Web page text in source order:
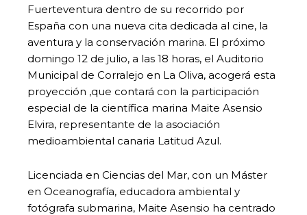
Fuerteventura dentro de su recorrido por
España con una nueva cita dedicada al cine, la
aventura y la conservación marina. El próximo
domingo 12 de julio, a las 18 horas, el Auditorio
Municipal de Corralejo en La Oliva, acogerá esta
proyección ,que contará con la participación
especial de la científica marina Maite Asensio
Elvira, representante de la asociación
medioambiental canaria Latitud Azul.
Licenciada en Ciencias del Mar, con un Máster
en Oceanografía, educadora ambiental y
fotógrafa submarina, Maite Asensio ha centrado